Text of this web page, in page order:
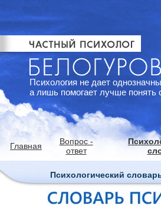
Психология не дает
а лишь помогает лучше понять
Главная
Вопрос -
ответ
Психологический